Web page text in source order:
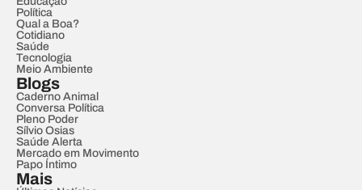
Política
Qual a Boa?
Cotidiano
Saúde
Tecnologia
Meio Ambiente
Blogs
Caderno Animal
Conversa Política
Pleno Poder
Sílvio Osias
Saúde Alerta
Mercado em Movimento
Papo Íntimo
Mais